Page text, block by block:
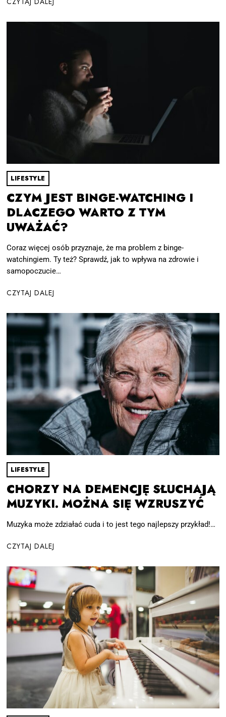
LIFESTYLE
CZYM JEST BINGE-WATCHING I
DLACZEGO WARTO Z TYM
UWAŻAĆ?
Coraz więcej osób przyznaje, że ma problem z binge-
watchingiem. Ty też? Sprawdź, jak to wpływa na zdrowie i
samopoczucie…
CZYTAJ DALEJ
LIFESTYLE
CHORZY NA DEMENCJĘ SŁUCHAJĄ
MUZYKI. MOŻNA SIĘ WZRUSZYĆ
Muzyka może zdziałać cuda i to jest tego najlepszy przykład!…
CZYTAJ DALEJ